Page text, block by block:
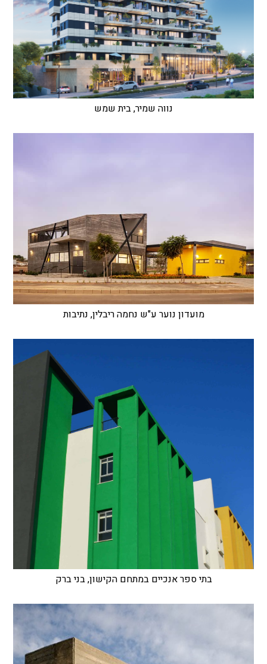
נווה שמיר, בית שמש
מועדון נוער ע"ש נחמה ריבלין, נתיבות
בתי ספר אנכיים במתחם הקישון, בני ברק